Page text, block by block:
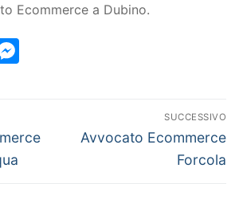
Ecommerce a Dubino.
SUCCESSIVO
Avvocato Ecommerce
Forcola